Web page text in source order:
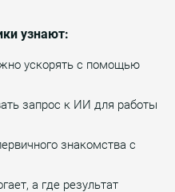
узнают:
ускорять с помощью
запрос к ИИ для работы
знакомства с
а где результат